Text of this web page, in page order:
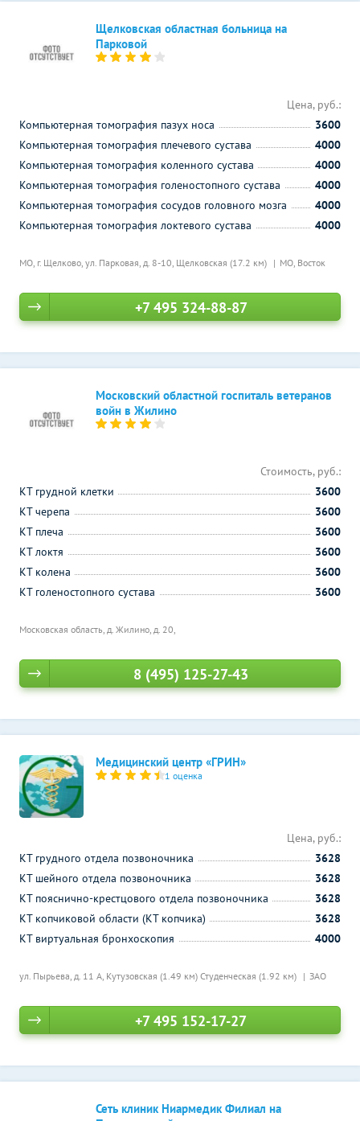
Щелковская областная больница на
Парковой
МО, г. Щелково, ул. Парковая, д. 8-10, Щелковская (17.2 км) МО, Восток
Цена, руб.:
Компьютерная томография пазух носа
3600
Компьютерная томография плечевого сустава
4000
Компьютерная томография коленного сустава
4000
Компьютерная томография голеностопного сустава
4000
Компьютерная томография сосудов головного мозга
4000
Компьютерная томография локтевого сустава
4000
+7 495 324-88-87
Московский областной госпиталь ветеранов
войн в Жилино
Московская область, д. Жилино, д. 20,
Стоимость, руб.:
КТ грудной клетки
3600
КТ черепа
3600
КТ плеча
3600
КТ локтя
3600
КТ колена
3600
КТ голеностопного сустава
3600
8 (495) 125-27-43
Медицинский центр «ГРИН»
1 оценка
ул. Пырьева, д. 11 А, Кутузовская (1.49 км) Студенческая (1.92 км) ЗАО
Цена, руб.:
КТ грудного отдела позвоночника
3628
КТ шейного отдела позвоночника
3628
КТ пояснично-крестцового отдела позвоночника
3628
КТ копчиковой области (КТ копчика)
3628
КТ виртуальная бронхоскопия
4000
+7 495 152-17-27
Сеть клиник Ниармедик Филиал на